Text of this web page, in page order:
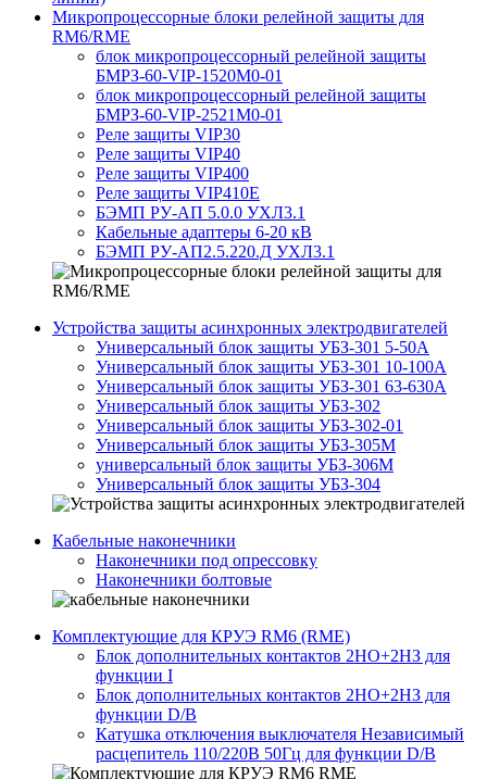
Микропроцессорные блоки релейной защиты для
RM6/RME
блок микропроцессорный релейной защиты
БМРЗ-60-VIP-1520М0-01
блок микропроцессорный релейной защиты
БМРЗ-60-VIP-2521М0-01
Реле защиты VIP30
Реле защиты VIP40
Реле защиты VIP400
Реле защиты VIP410E
БЭМП РУ-АП 5.0.0 УХЛ3.1
Кабельные адаптеры 6-20 кВ
БЭМП РУ-АП2.5.220.Д УХЛ3.1
Устройства защиты асинхронных электродвигателей
Универсальный блок защиты УБЗ-301 5-50А
Универсальный блок защиты УБЗ-301 10-100А
Универсальный блок защиты УБЗ-301 63-630А
Универсальный блок защиты УБЗ-302
Универсальный блок защиты УБЗ-302-01
Универсальный блок защиты УБЗ-305М
универсальный блок защиты УБЗ-306М
Универсальный блок защиты УБЗ-304
Кабельные наконечники
Наконечники под опрессовку
Наконечники болтовые
Комплектующие для КРУЭ RM6 (RME)
Блок дополнительных контактов 2НО+2НЗ для
функции I
Блок дополнительных контактов 2НО+2НЗ для
функции D/B
Катушка отключения выключателя Независимый
расцепитель 110/220В 50Гц для функции D/B